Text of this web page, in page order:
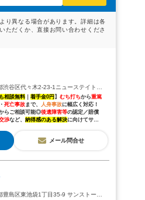
谷区代々木2-23-1ニューステイトメナー8階861
相談無料｜ 着手金0円 】 むち打ちから重篤
死亡事故まで、 人身事故に幅広く対応！
らご相談可能◎後遺障害等の認定／賠償
渉など、 納得感のある解決に向けてサポ
日祝も対応可能
メール問合せ
島区東池袋1丁目35-9 サンストーリー東池袋601